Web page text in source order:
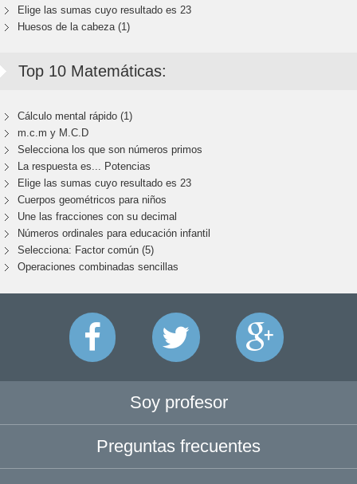
Elige las sumas cuyo resultado es 23
Huesos de la cabeza (1)
Top 10 Matemáticas:
Cálculo mental rápido (1)
m.c.m y M.C.D
Selecciona los que son números primos
La respuesta es... Potencias
Elige las sumas cuyo resultado es 23
Cuerpos geométricos para niños
Une las fracciones con su decimal
Números ordinales para educación infantil
Selecciona: Factor común (5)
Operaciones combinadas sencillas
Soy profesor
Preguntas frecuentes